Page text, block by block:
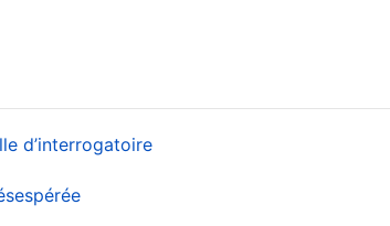
votre père ?
bon côté. Mais, après avoir
Parti n’était qu’une meute de démons
d’interrogatoire